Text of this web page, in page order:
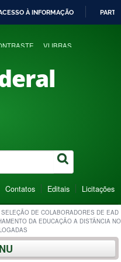
À INFORMAÇÃO
VLIBRAS
Contatos Editais Licitações
SELEÇÃO DE COLABORADORES DE EAD
DA EDUCAÇÃO A DISTÂNCIA NO